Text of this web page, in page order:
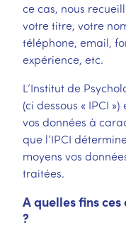
ce cas, nous
votre titre, votre
téléphone, email,
expérience, etc.
L’Institut de
(ci dessous « IPCI
vos données à
que l’IPCI
moyens vos
traitées.
A quelles fins
?